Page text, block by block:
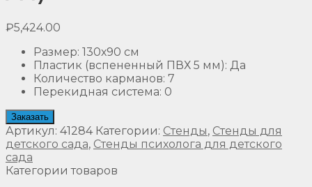
₽5,424.00
Размер: 130х90 см
Пластик (вспененный ПВХ 5 мм): Да
Количество карманов: 7
Перекидная система: 0
Заказать
Артикул: 41284 Категории: Стенды, Стенды для
детского сада, Стенды психолога для детского
сада
Категории товаров